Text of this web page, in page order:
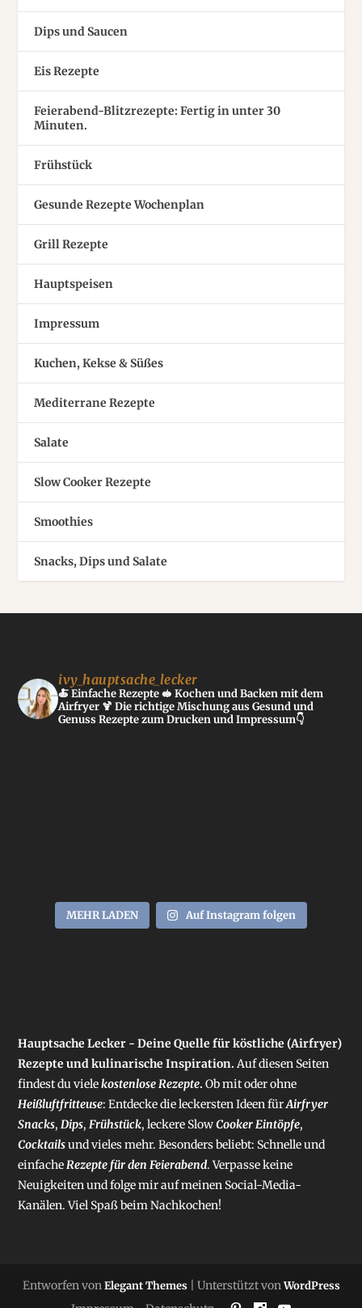
Dips und Saucen
Eis Rezepte
Feierabend-Blitzrezepte: Fertig in unter 30
Minuten.
Frühstück
Gesunde Rezepte Wochenplan
Grill Rezepte
Hauptspeisen
Impressum
Kuchen, Kekse & Süßes
Mediterrane Rezepte
Salate
Slow Cooker Rezepte
Smoothies
Snacks, Dips und Salate
ivy_hauptsache_lecker
🍝 Einfache Rezepte🥪 Kochen und Backen mit dem
Airfryer 🍹 Die richtige Mischung aus Gesund und
GenussRezepte zum Drucken und Impressum👇
MEHR LADEN Auf Instagram folgen
Hauptsache Lecker - Deine Quelle für köstliche (Airfryer)
Rezepte und kulinarische Inspiration. Auf diesen Seiten
findest du vielekostenlose Rezepte. Ob mit oder ohne
Heißluftfritteuse: Entdecke die leckersten Ideen fürAirfryer
Snacks,Dips,Frühstück, leckere SlowCooker Eintöpfe,
Cocktailsund vieles mehr. Besonders beliebt: Schnelle und
einfacheRezepte für den Feierabend. Verpasse keine
Neuigkeiten und folge mir auf meinen Social-Media-
Kanälen. Viel Spaß beim Nachkochen!
Entworfen vonElegant Themes| Unterstützt vonWordPress